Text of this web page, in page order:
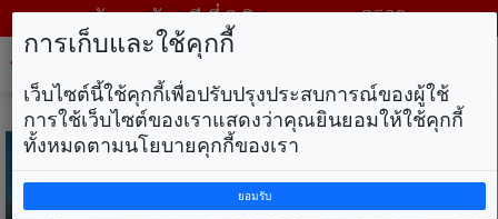
วันพฤหัสบดี ที่ 6 สิงหาคม พ.ศ. 2569
การเก็บและใช้คุกกี้
เว็บไซต์นี้ใช้คุกกี้เพื่อปรับปรุงประสบการณ์ของผู้ใช้
การใช้เว็บไซต์ของเราแสดงว่าคุณยินยอมให้ใช้คุกกี้
ทั้งหมดตามนโยบายคุกกี้ของเรา
ยอมรับ